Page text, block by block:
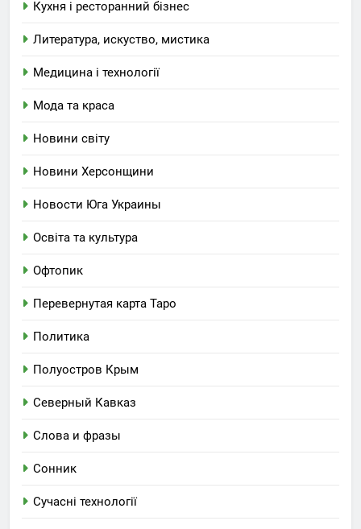
Кухня і ресторанний бізнес
Литература, искуство, мистика
Медицина і технології
Мода та краса
Новини світу
Новини Херсонщини
Новости Юга Украины
Освіта та культура
Офтопик
Перевернутая карта Таро
Политика
Полуостров Крым
Северный Кавказ
Слова и фразы
Сонник
Сучасні технології